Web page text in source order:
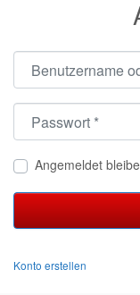
Angemeldet
Konto erstellen